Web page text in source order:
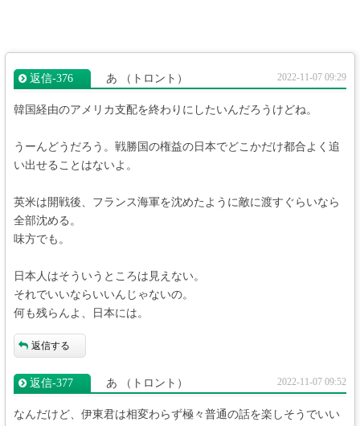
返信‐376 あ （トロント） 2022-11-07 09:29
韓国経由のアメリカ支配を終わりにしたいんだろうけどね。
うーんどうだろう。戦勝国の権益の日本でどこかだけ都合よく追
い出せることはないよ。
英米は開戦後、フランス海軍を沈めたように敵に渡すぐらいなら
全部沈める。
味方でも。
日本人はそういうところは見えない。
それでいいならいいんじゃないの。
何も残らんよ、日本には。
返信する
返信‐377 あ （トロント） 2022-11-07 09:52
なんだけど、伊東君は相変わらず極々普通の話を楽しそうでいい